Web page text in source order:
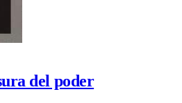
del poder